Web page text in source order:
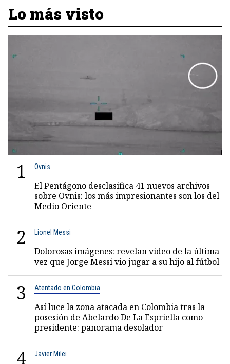
Lo más visto
1 Ovnis
El Pentágono desclasifica 41 nuevos archivos
sobre Ovnis: los más impresionantes son los del
Medio Oriente
2 Lionel Messi
Dolorosas imágenes: revelan video de la última
vez que Jorge Messi vio jugar a su hijo al fútbol
3 Atentado en Colombia
Así luce la zona atacada en Colombia tras la
posesión de Abelardo De La Espriella como
presidente: panorama desolador
4 Javier Milei